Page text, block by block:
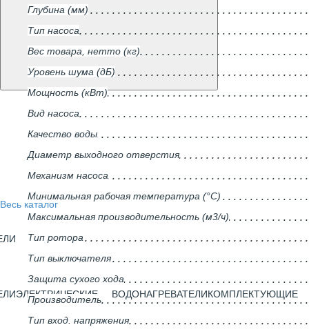
Весь каталог
ЭЛЕКТРИЧЕСКИЕ ВОДОНАГРЕВАТЕЛИКОМПЛЕКТУЮЩИЕ
Глубина (мм)
Тип насоса
Вес товара, нетто (кг)
Уровень шума (дБ)
Мощность (кВт)
Вид насоса
Качество воды
Диаметр выходного отверстия
Механизм насоса
Минимальная рабочая температура (°С)
Максимальная производительность (м3/ч)
Тип ротора
Тип выключателя
Защита сухого хода
Производитель
Тип вход. напряжения